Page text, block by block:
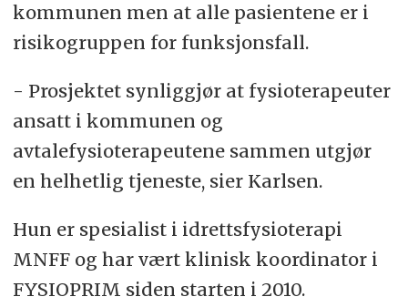
kommunen men at alle pasientene er i
risikogruppen for funksjonsfall.
- Prosjektet synliggjør at fysioterapeuter
ansatt i kommunen og
avtalefysioterapeutene sammen utgjør
en helhetlig tjeneste, sier Karlsen.
Hun er spesialist i idrettsfysioterapi
MNFF og har vært klinisk koordinator i
FYSIOPRIM siden starten i 2010.